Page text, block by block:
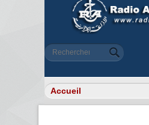
Formulaire de
Rechercher